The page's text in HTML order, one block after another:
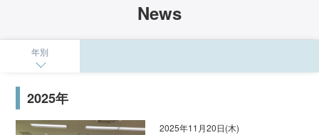
News
年別
2025年
2025年11月20日(木)